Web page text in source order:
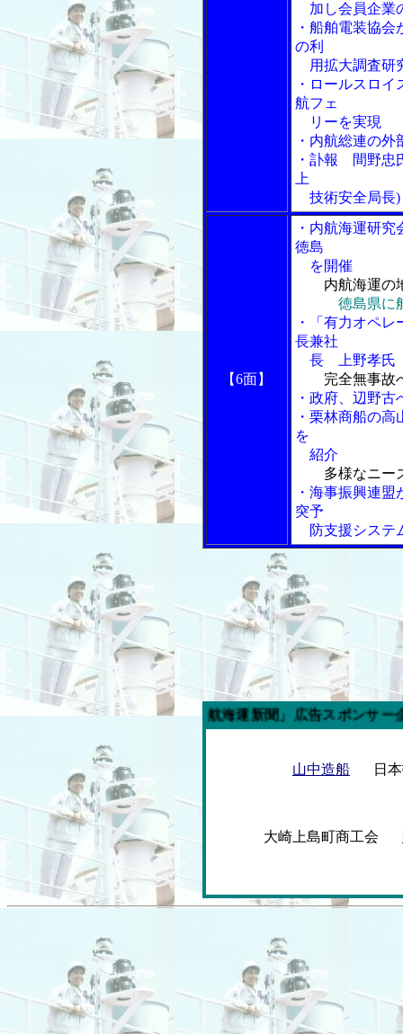
加し会員企業
・船舶電装協
の利
用拡大調査研
・ロールスロ
航フェ
リーを実現
・内航総連の外
・訃報 間野忠
上
技術安全局長)
【6面】
・内航海運研
徳島
を開催
内航海運の
徳島県に
・「有力オペ
長兼社
長 上野孝氏
完全無事故
・政府、辺野
・栗林商船の
を
紹介
多様なニー
・海事振興連
突予
防支援システ
今週の「内航海運新聞」広告スポンサー企業
山中造船 日
大崎上島町商工会